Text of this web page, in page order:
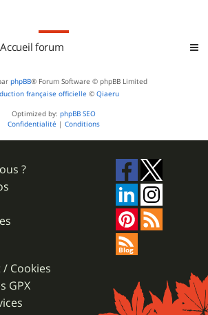
Accueil forum
phpBB® Forum Software © phpBB Limited
française officielle © Qiaeru
Optimized by: phpBB SEO
Confidentialité | Conditions
?
Cookies
GPX